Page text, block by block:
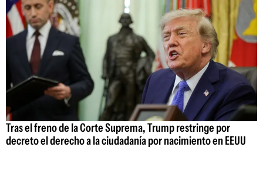
Tras el freno de la Corte Suprema, Trump restringe por
decreto el derecho a la ciudadanía por nacimiento en EEUU